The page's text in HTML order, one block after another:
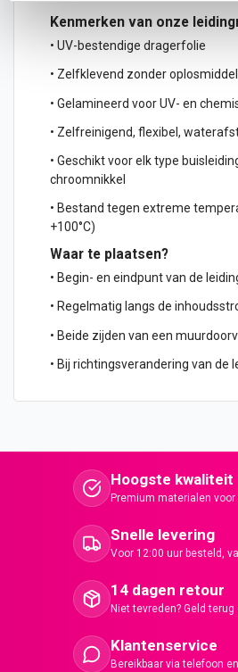
Kenmerken van onze
• UV-bestendige dragerfolie
• Zelfklevend zonder
• Gelamineerd voor UV- en
• Zelfreinigend, flexibel,
• Geschikt voor elk type
chroomnikkel
• Bestand tegen extreme
+100°C)
Waar te plaatsen?
• Begin- en eindpunt van de
• Regelmatig langs de
• Beide zijden van een
• Bij richtingsverandering van de
Hoogste kwaliteit
Premium materialen
Snelle levering
Voor 12:00 uur besteld,
14 dagen retour
Niet tevreden? Geld terug
Klantenservice
Bereikbaar via telefoon